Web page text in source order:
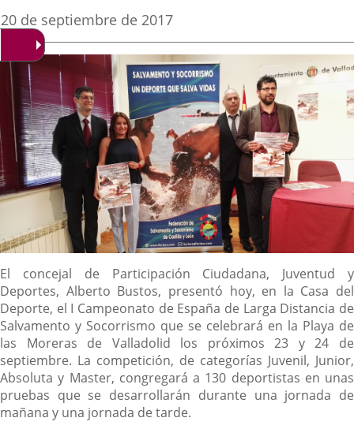
aplicación
externa.
aplicación
externa.
Fecha
de
noticia
20 de septiembre de 2017
Descripción
El concejal de Participación Ciudadana, Juventud y
Deportes, Alberto Bustos, presentó hoy, en la Casa del
Deporte, el I Campeonato de España de Larga Distancia de
Salvamento y Socorrismo que se celebrará en la Playa de
las Moreras de Valladolid los próximos 23 y 24 de
septiembre. La competición, de categorías Juvenil, Junior,
Absoluta y Master, congregará a 130 deportistas en unas
pruebas que se desarrollarán durante una jornada de
mañana y una jornada de tarde.